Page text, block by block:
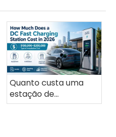
Quanto custa uma
estação de
carregamento rápido